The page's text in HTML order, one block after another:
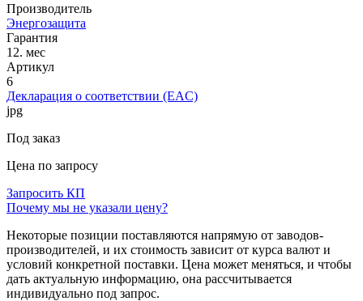
Производитель
Энергозащита
Гарантия
12. мес
Артикул
6
Декларация о соответствии (EAC)
jpg
Под заказ
Цена по запросу
Запросить КП
Почему мы не указали цену?
Некоторые позиции поставляются напрямую от заводов-
производителей, и их стоимость зависит от курса валют и
условий конкретной поставки. Цена может меняться, и чтобы
дать актуальную информацию, она рассчитывается
индивидуально под запрос.